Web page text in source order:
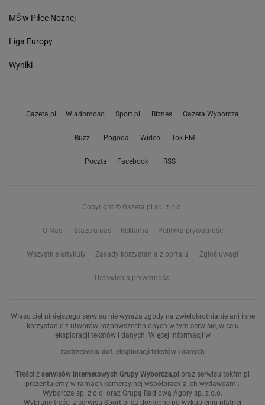
MŚ w Piłce Nożnej
Liga Europy
Wyniki
Gazeta.pl Wiadomości Sport.pl Biznes Gazeta Wyborcza
Buzz Pogoda Wideo Tok.FM
Poczta Facebook RSS
Copyright © Gazeta.pl sp. z o.o.
O Nas Staże u nas Reklama Polityka prywatności
Wszystkie artykuły Zasady korzystania z portalu Zgłoś uwagi
Ustawienia prywatności
Właściciel niniejszego serwisu nie wyraża zgody na zwielokrotnianie ani inne
korzystanie z utworów rozpowszechnionych w tym serwisie, w celu
eksploracji tekstów i danych. Więcej informacji w
zastrzeżeniu dot. eksploracji tekstów i danych
Treści z serwisów internetowych Grupy Wyborcza.pl oraz serwisu tokfm.pl
prezentujemy w ramach komercyjnej współpracy z ich wydawcami:
Wyborcza sp. z o.o. oraz Grupą Radiową Agory sp. z o.o.
Wybrane treści z serwisu Sport.pl są dostępne po wykupieniu płatnej